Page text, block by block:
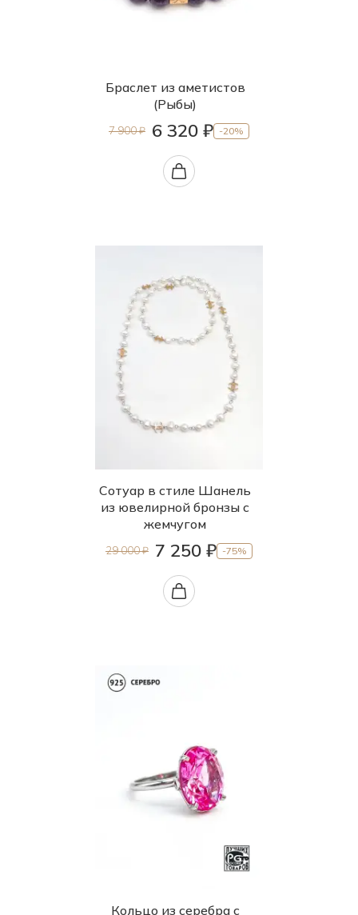
Браслет из аметистов
(Рыбы)
7 900 ₽ 6 320 ₽ -20%
Сотуар в стиле Шанель
из ювелирной бронзы с
жемчугом
29 000 ₽ 7 250 ₽ -75%
Кольцо из серебра с